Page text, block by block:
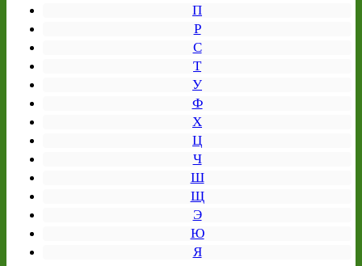
П
Р
С
Т
У
Ф
Х
Ц
Ч
Ш
Щ
Э
Ю
Я